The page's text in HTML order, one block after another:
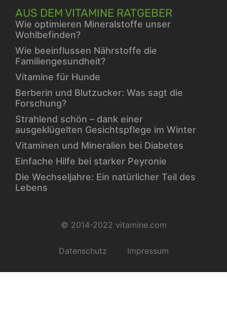
AUS DEM VITAMINE RATGEBER
Wie optimieren Mineralstoffe unser
Wohlbefinden?
Wie beeinflussen Nährstoffe die
Familiengesundheit?
Vitamine für Hunde
Berberin und Blutzucker: Was sagt die
Forschung?
Strahlend schön – dank einer
ausgeklügelten Gesichtspflege im Winter
Vitaminen und Mineralien bei Diabetes
Einfache Hilfe bei starker Peyronie
Die Wechseljahre: Ein natürlicher Teil des
Lebens
© 2014-2022 vitamine.com
Datenschutz Impressum